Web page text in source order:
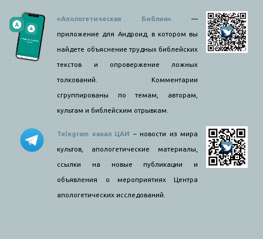
«Апологетическая Библия»—
приложение для Андроид, в котором вы
найдете объяснение трудных библейских
текстов и опровержение ложных
толкований. Комментарии
сгруппированы по темам, авторам,
культам и библейским отрывкам.
Telegram канал ЦАИ – новости из мира
культов, апологетические материалы,
ссылки на новые публикации и
объявления о мероприятиях Центра
апологетических исследований.